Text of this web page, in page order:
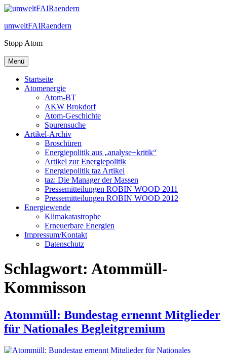
Zum
springen
umweltFAIRaendern
Stopp Atom
Menü
Startseite
Atomenergie
Atom-BT
AKW Brokdorf
Atom-Geschichte
Spurensuche
Artikel-Archiv
Broschüren
Energiepolitik aus „analyse+kritik“
Artikel zur Energiepolitik
Energiepolitik taz Artikel
taz: Die Manager der Massen
Pressemitteilungen ROBIN WOOD 2011
Pressemitteilungen ROBIN WOOD 2012
Energiewende
Klimakatastrophe
Erneuerbare Energien
Impressum/Kontakt
Datenschutz
Schlagwort: Atommüll-
Kommisson
Atommüll: Bundestag ernennt Mitglieder
für Nationales Begleitgremium